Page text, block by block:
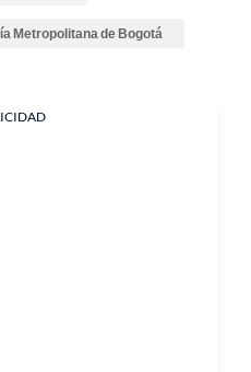
Metropolitana de Bogotá